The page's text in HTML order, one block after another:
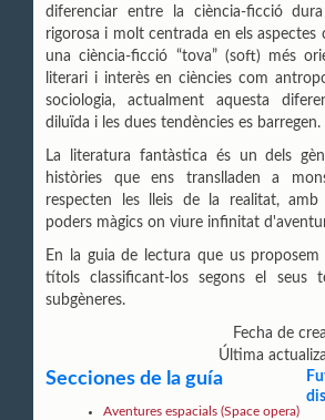
diferenciar entre la ciència-ficció
rigorosa i molt centrada en els
una ciència-ficció “tova” (soft) més
literari i interès en ciències com
sociologia, actualment aquesta
diluïda i les dues tendències es barregen.
La literatura fantàstica és un dels
històries que ens translladen a
respecten les lleis de la realitat,
poders màgics on viure infinitat
En la guia de lectura que us
títols classificant-los segons el seus
subgèneres.
Fecha de
Última
Secciones de la guía
Aventures espacials (Space opera)